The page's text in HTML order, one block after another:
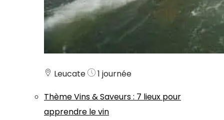
Leucate
1 journée
ThèmeVins & Saveurs: 7 lieux pour
apprendre le vin